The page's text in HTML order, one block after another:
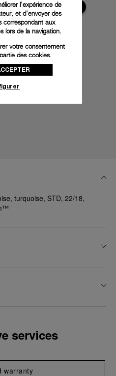
turquoise, STD, 22/18,
services
warranty
l'expérience de
et d'envoyer des
correspondant aux
lors de la navigation.
votre consentement
des cookies,
» ou consultez notre
pour obtenir plus
pour l’utilisation